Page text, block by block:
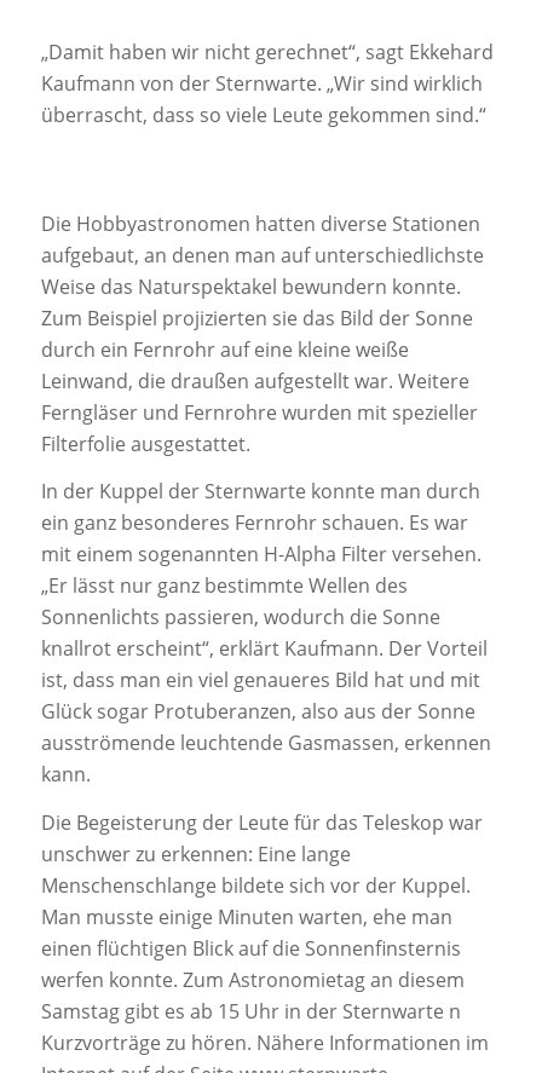
„Damit haben wir nicht gerechnet“, sagt Ekkehard
Kaufmann von der Sternwarte. „Wir sind wirklich
überrascht, dass so viele Leute gekommen sind.“
Die Hobbyastronomen hatten diverse Stationen
aufgebaut, an denen man auf unterschiedlichste
Weise das Naturspektakel bewundern konnte.
Zum Beispiel projizierten sie das Bild der Sonne
durch ein Fernrohr auf eine kleine weiße
Leinwand, die draußen aufgestellt war. Weitere
Ferngläser und Fernrohre wurden mit spezieller
Filterfolie ausgestattet.
In der Kuppel der Sternwarte konnte man durch
ein ganz besonderes Fernrohr schauen. Es war
mit einem sogenannten H-Alpha Filter versehen.
„Er lässt nur ganz bestimmte Wellen des
Sonnenlichts passieren, wodurch die Sonne
knallrot erscheint“, erklärt Kaufmann. Der Vorteil
ist, dass man ein viel genaueres Bild hat und mit
Glück sogar Protuberanzen, also aus der Sonne
ausströmende leuchtende Gasmassen, erkennen
kann.
Die Begeisterung der Leute für das Teleskop war
unschwer zu erkennen: Eine lange
Menschenschlange bildete sich vor der Kuppel.
Man musste einige Minuten warten, ehe man
einen flüchtigen Blick auf die Sonnenfinsternis
werfen konnte. Zum Astronomietag an diesem
Samstag gibt es ab 15 Uhr in der Sternwarte n
Kurzvorträge zu hören. Nähere Informationen im